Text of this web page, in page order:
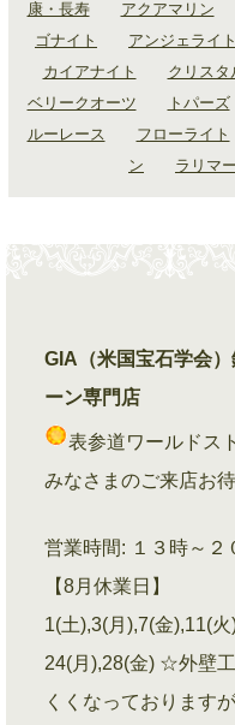
康・長寿
アクアマリン
ゴナイト
アンジェライト
カイアナイト
クリスタ
ベリークオーツ
トパーズ
ルーレース
フローライト
ン
ラリマー
GIA（米国宝石学会
ーン専門店
表参道ワールドス
みなさまのご来店お
営業時間: １３時～
【8月休業日】
1(土),3(月),7(金),11(
24(月),28(金) ☆外壁
くくなっております